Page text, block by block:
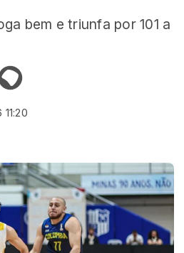
bem e triunfa por 101 a